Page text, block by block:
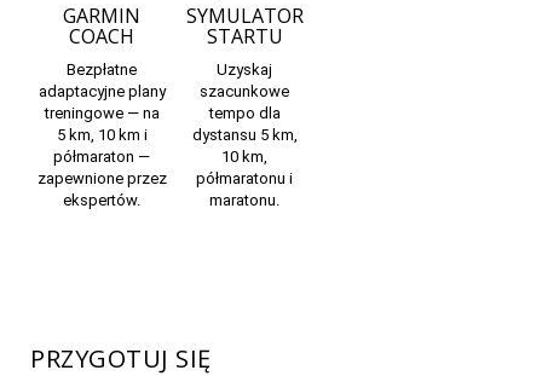
GARMIN
COACH
Bezpłatne
adaptacyjne plany
treningowe — na
5 km, 10 km i
półmaraton —
zapewnione przez
ekspertów.
SYMULATOR
STARTU
Uzyskaj
szacunkowe
tempo dla
dystansu 5 km,
10 km,
półmaratonu i
maratonu.
PRZYGOTUJ SIĘ